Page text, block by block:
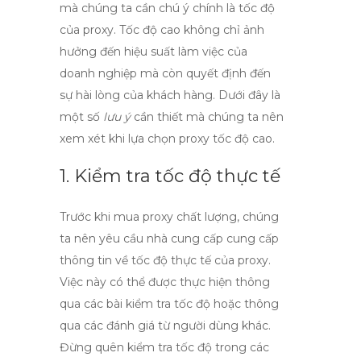
mà chúng ta cần chú ý chính là tốc độ
của proxy. Tốc độ cao không chỉ ảnh
hưởng đến hiệu suất làm việc của
doanh nghiệp mà còn quyết định đến
sự hài lòng của khách hàng. Dưới đây là
một số lưu ýcần thiết mà chúng ta nên
xem xét khi lựa chọn proxy tốc độ cao.
1. Kiểm tra tốc độ thực tế
Trước khi mua proxy chất lượng, chúng
ta nên yêu cầu nhà cung cấp cung cấp
thông tin về tốc độ thực tế của proxy.
Việc này có thể được thực hiện thông
qua các bài kiểm tra tốc độ hoặc thông
qua các đánh giá từ người dùng khác.
Đừng quên kiểm tra tốc độ trong các